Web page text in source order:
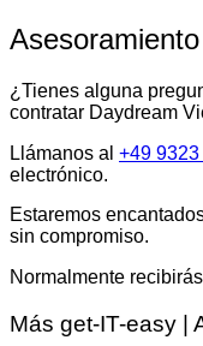
Asesoramiento
¿Tienes alguna
contratar Daydream
Llámanos al +49
electrónico.
Estaremos
sin compromiso.
Normalmente
Más get-IT-easy |